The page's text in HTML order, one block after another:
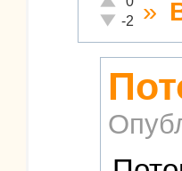
Неадекватно!
-2 »